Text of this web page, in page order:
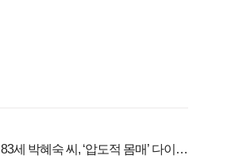
83세 박혜숙 씨, ‘압도적 몸매’ 다이어